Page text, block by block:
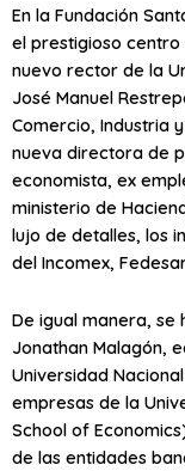
En la Fundación
el prestigioso
nuevo rector de la
José Manuel
Comercio, Industria
nueva directora de
economista, ex
ministerio de
lujo de detalles, los
del Incomex,
De igual manera, se
Jonathan Malagón,
Universidad
empresas de la
School of
de las entidades